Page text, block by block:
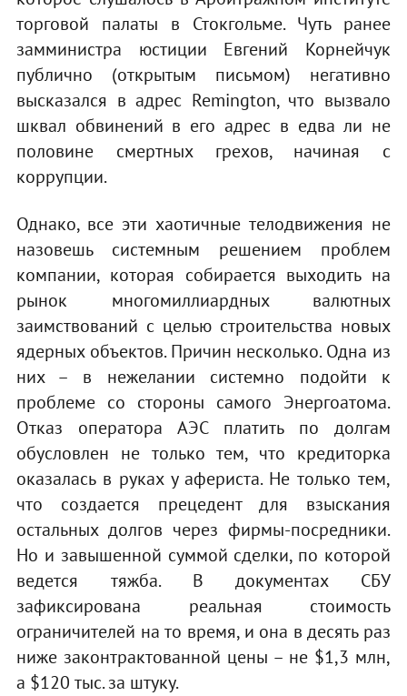
торговой палаты в Стокгольме. Чуть ранее
замминистра юстиции Евгений Корнейчук
публично (открытым письмом) негативно
высказался в адрес Remington, что вызвало
шквал обвинений в его адрес в едва ли не
половине смертных грехов, начиная с
коррупции.
Однако, все эти хаотичные телодвижения не
назовешь системным решением проблем
компании, которая собирается выходить на
рынок многомиллиардных валютных
заимствований с целью строительства новых
ядерных объектов. Причин несколько. Одна из
них – в нежелании системно подойти к
проблеме со стороны самого Энергоатома.
Отказ оператора АЭС платить по долгам
обусловлен не только тем, что кредиторка
оказалась в руках у афериста. Не только тем,
что создается прецедент для взыскания
остальных долгов через фирмы-посредники.
Но и завышенной суммой сделки, по которой
ведется тяжба. В документах СБУ
зафиксирована реальная стоимость
ограничителей на то время, и она в десять раз
ниже законтрактованной цены – не $1,3 млн,
а $120 тыс. за штуку.